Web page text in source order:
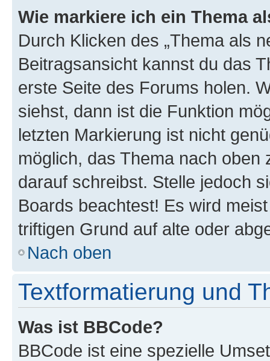
Wie markiere ich ein Thema
Durch Klicken des „Thema als
Beitragsansicht kannst du das
erste Seite des Forums holen.
siehst, dann ist die Funktion
letzten Markierung ist nicht
möglich, das Thema nach oben
darauf schreibst. Stelle jedoch
Boards beachtest! Es wird
triftigen Grund auf alte oder
Nach oben
Textformatierung und
Was ist BBCode?
BBCode ist eine spezielle